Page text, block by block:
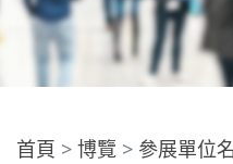
首頁 博覽 參展單位